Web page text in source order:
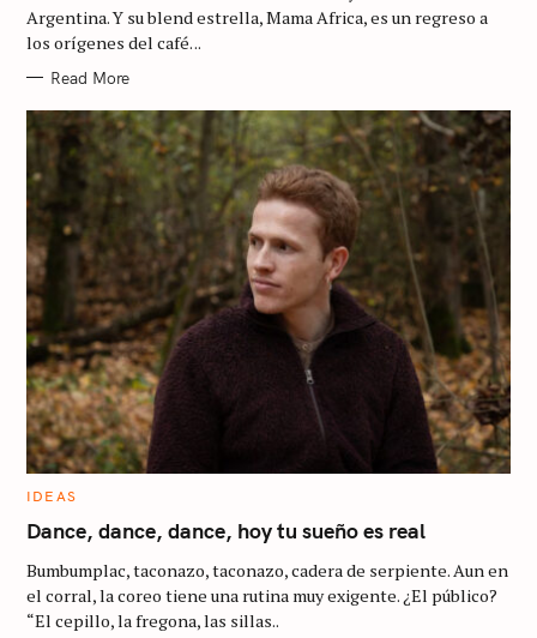
R
I
E
Argentina. Y su blend estrella, Mama Africa, es un regreso a
los orígenes del café. ..
Read More
C
T
E
O
R
I
E
IDEAS
Dance, dance, dance, hoy tu sueño es real
Bumbumplac, taconazo, taconazo, cadera de serpiente. Aun en
el corral, la coreo tiene una rutina muy exigente. ¿El público?
“El cepillo, la fregona, las sillas..
S
r
c
h
f
o
r
: